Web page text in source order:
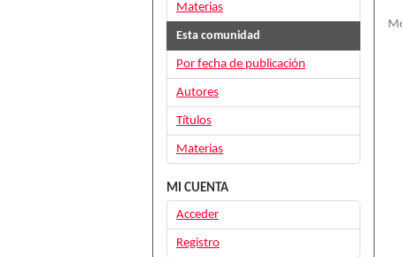
Materias
Esta comunidad
Por fecha de publicación
Autores
Títulos
Materias
MI CUENTA
Acceder
Registro